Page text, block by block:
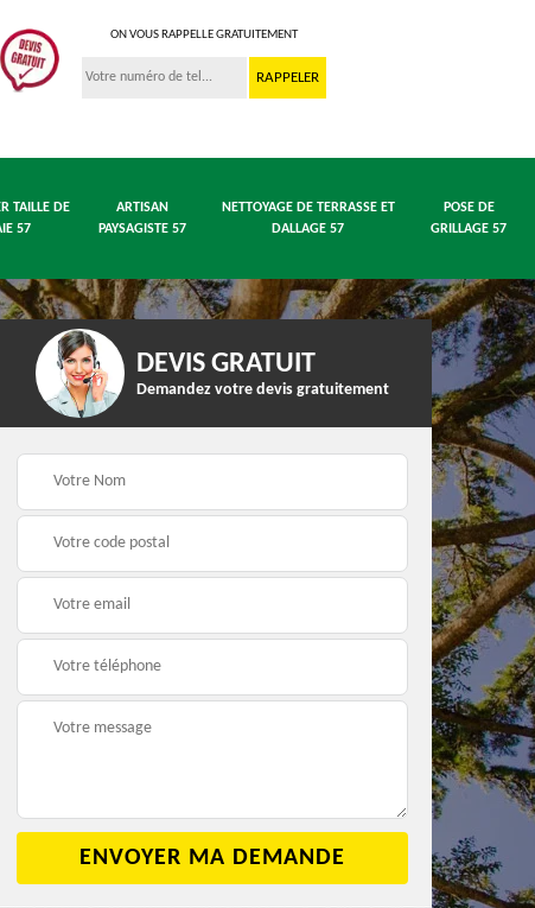
ON VOUS RAPPELLE GRATUITEMENT
TAILLE DE
57
ARTISAN
PAYSAGISTE 57
NETTOYAGE DE TERRASSE ET
DALLAGE 57
POSE DE
GRILLAGE 57
Entreprise abattage
arbre 57
DEVIS GRATUIT
Demandez votre devis gratuitement